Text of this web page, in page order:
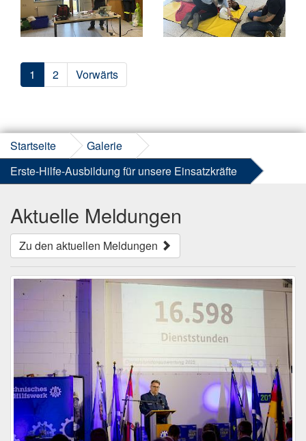
1 2 Vorwärts
Startseite
Galerie
Erste-Hilfe-Ausbildung für unsere Einsatzkräfte
Aktuelle Meldungen
Zu den aktuellen Meldungen